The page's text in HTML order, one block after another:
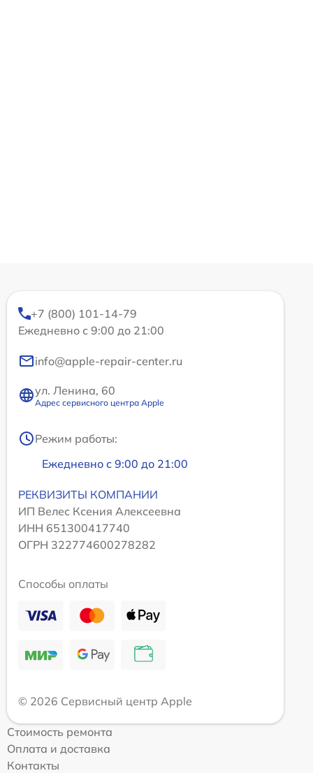
+7 (800) 101-14-79
Ежедневно с 9:00 до 21:00
info@apple-repair-center.ru
ул. Ленина, 60
Адрес сервисного центра Apple
Режим работы:
Ежедневно с 9:00 до 21:00
РЕКВИЗИТЫ КОМПАНИИ
ИП Велес Ксения Алексеевна
ИНН 651300417740
ОГРН 322774600278282
Способы оплаты
© 2026 Сервисный центр Apple
Стоимость ремонта
Оплата и доставка
Контакты